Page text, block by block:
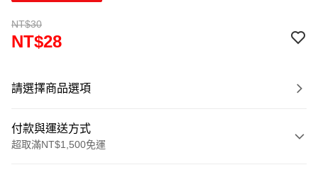
NT$30
NT$28
請選擇商品選項
付款與運送方式
超取滿NT$1,500免運